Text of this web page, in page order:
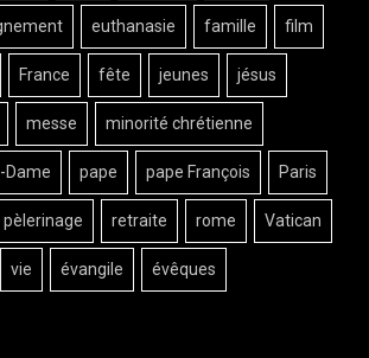
euthanasie famille film
France fête jeunes jésus
messe minorité chrétienne
Dame pape pape François Paris
pèlerinage retraite rome Vatican
vie évangile évêques